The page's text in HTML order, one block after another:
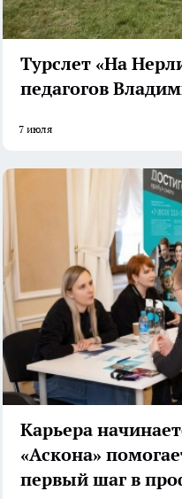
Турслет «На
педагогов
7 июля
Карьера
«Аскона»
первый шаг в